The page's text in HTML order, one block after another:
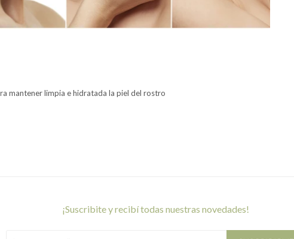
mantener limpia e hidratada la piel del rostro
¡suscribite y recibí todas nuestras novedades!